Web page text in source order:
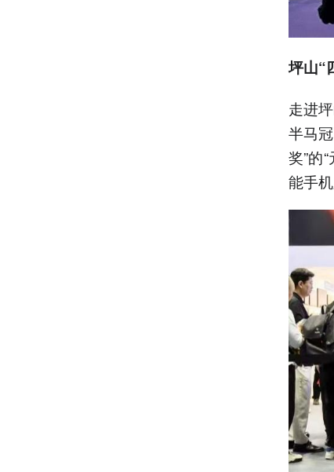
坪山“
走进
半马
奖”的
能手